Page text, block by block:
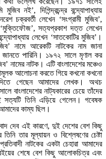
নই’, দিগিন্দ্রচন্দ্র বন্দ্যোপাধ্যায়
চক্রবর্তী লেখেন ‘সংগ্রামী মুজিব’,
সত্যপ্রকাশ দত্ত লেখেন
লেখেন ‘সাতকোটির মুজিব’।
নামে আরেকটি নাটকের নাম জানা
জানতে পারিনি। ১৯৭২ সালে মৃণাল কর
নামের নাটক। এটি বাংলাদেশের মঞ্চেও
আলোচনা করতে গিয়ে কখনো কখনো
দিতে গেছেন আমাদের লেখক। অথচ
বাংলাদেশের নাট্যকারের চেয়ে তাঁদের
সত্যটি তিনি এড়িয়ে গেলেন। গবেষক
কাম্য ছিল।
দেব এই কারণে, দুই দেশের বেশ কিছু
তার মূল্যায়ন ও বিশ্লেষণের চেষ্টা
নাটকের একটা চেহারা আমাদের
শেষে বেশ কিছু আলোকচিত্র এবং